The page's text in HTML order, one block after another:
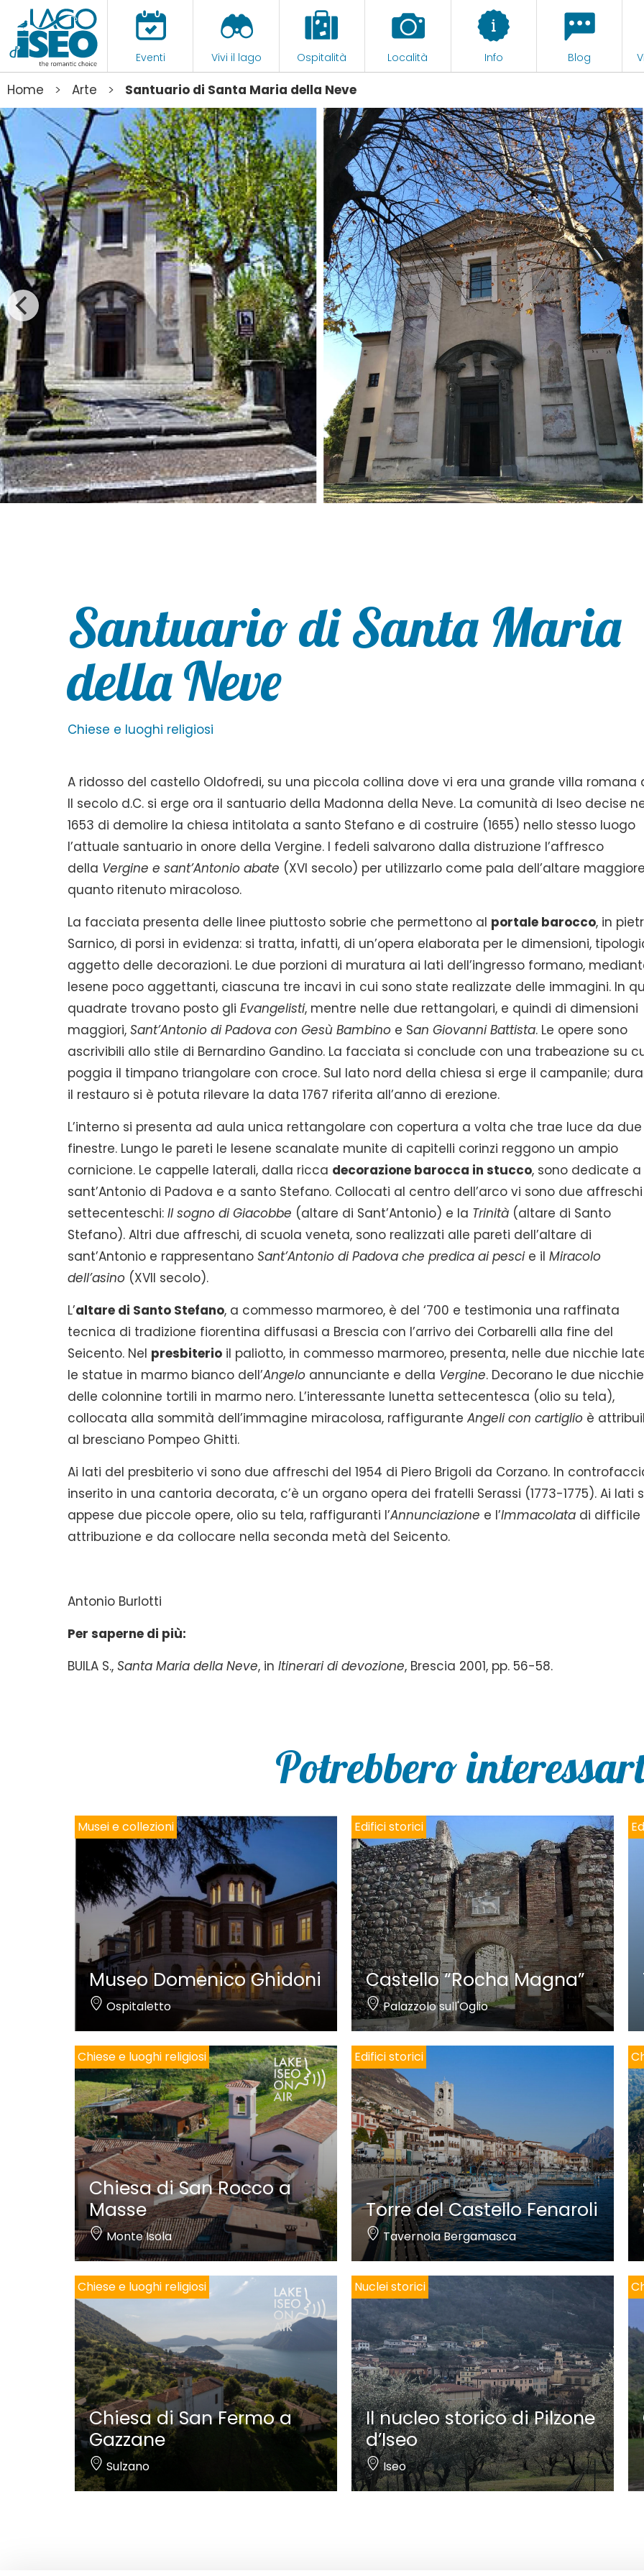
Eventi Vivi il lago Ospitalità Località Info Blog
Home > Arte > Santuario di Santa Maria della Neve
Santuario di Santa Maria
della Neve
Chiese e luoghi religiosi
A ridosso del castello Oldofredi, su una piccola collina dove vi era una grande villa romana
II secolo d.C. si erge ora il santuario della Madonna della Neve. La comunità di Iseo decise
1653 di demolire la chiesa intitolata a santo Stefano e di costruire (1655) nello stesso luogo
l’attuale santuario in onore della Vergine. I fedeli salvarono dalla distruzione l’affresco
della Vergine e sant’Antonio abate (XVI secolo) per utilizzarlo come pala dell’altare
quanto ritenuto miracoloso.
La facciata presenta delle linee piuttosto sobrie che permettono al portale barocco, in
Sarnico, di porsi in evidenza: si tratta, infatti, di un’opera elaborata per le dimensioni,
aggetto delle decorazioni. Le due porzioni di muratura ai lati dell’ingresso formano,
lesene poco aggettanti, ciascuna tre incavi in cui sono state realizzate delle immagini. In
quadrate trovano posto gliEvangelisti, mentre nelle due rettangolari, e quindi di dimensioni
maggiori,Sant’Antonio di Padova con Gesù Bambino e San Giovanni Battista. Le opere sono
ascrivibili allo stile di Bernardino Gandino. La facciata si conclude con una trabeazione su
poggia il timpano triangolare con croce. Sul lato nord della chiesa si erge il campanile;
il restauro si è potuta rilevare la data 1767 riferita all’anno di erezione.
L’interno si presenta ad aula unica rettangolare con copertura a volta che trae luce da due
finestre. Lungo le pareti le lesene scanalate munite di capitelli corinzi reggono un ampio
cornicione. Le cappelle laterali, dalla ricca decorazione barocca in stucco, sono dedicate a
sant’Antonio di Padova e a santo Stefano. Collocati al centro dell’arco vi sono due affreschi
settecenteschi:Il sogno di Giacobbe (altare di Sant’Antonio) e la Trinità (altare di Santo
Stefano). Altri due affreschi, di scuola veneta, sono realizzati alle pareti dell’altare di
sant’Antonio e rappresentanoSant’Antonio di Padova che predica ai pesci e il Miracolo
dell’asino (XVII secolo).
L’altare di Santo Stefano, a commesso marmoreo, è del ‘700 e testimonia una raffinata
tecnica di tradizione fiorentina diffusasi a Brescia con l’arrivo dei Corbarelli alla fine del
Seicento. Nel presbiterio il paliotto, in commesso marmoreo, presenta, nelle due nicchie
le statue in marmo bianco dell’Angelo annunciante e della Vergine. Decorano le due nicchie
delle colonnine tortili in marmo nero. L’interessante lunetta settecentesca (olio su tela),
collocata alla sommità dell’immagine miracolosa, raffiguranteAngeli con cartiglio è
al bresciano Pompeo Ghitti.
Ai lati del presbiterio vi sono due affreschi del 1954 di Piero Brigoli da Corzano. In
inserito in una cantoria decorata, c’è un organo opera dei fratelli Serassi (1773-1775). Ai lati
appese due piccole opere, olio su tela, raffiguranti l’Annunciazione e l’Immacolata di difficile
attribuzione e da collocare nella seconda metà del Seicento.
Antonio Burlotti
Per saperne di più:
BUILA S.,Santa Maria della Neve, inItinerari di devozione, Brescia 2001, pp. 56-58.
Potrebbero
Musei e collezioni
Museo Domenico Ghidoni
Ospitaletto
Edifici storici
Castello “Rocha Magna”
Palazzolo sull'Oglio
Chiese e luoghi religiosi
Chiesa di San Rocco a
Masse
Monte Isola
Edifici storici
Torre del Castello Fenaroli
Tavernola Bergamasca
Chiese e luoghi religiosi
Chiesa di San Fermo a
Gazzane
Sulzano
Nuclei storici
Il nucleo storico di Pilzone
d’Iseo
Iseo